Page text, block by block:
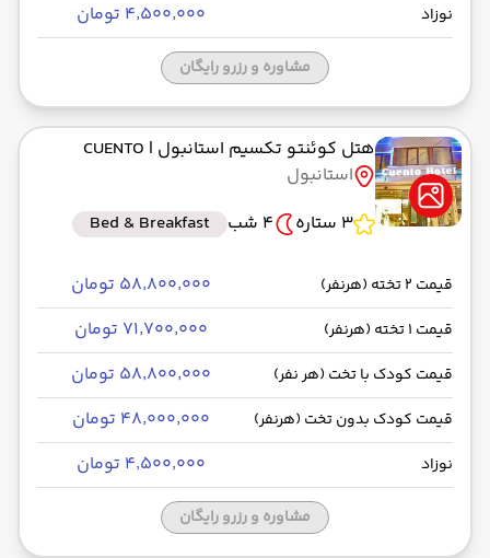
نوزاد ۴٬۵۰۰٬۰۰۰ تومان
مشاوره و رزرو رایگان
هتل کوئنتو تکسیم استانبول | CUENTO
استانبول
3 ستاره
4 شب Bed & Breakfast
قیمت 2 تخته (هرنفر) ۵۸٬۸۰۰٬۰۰۰ تومان
قیمت 1 تخته (هرنفر) ۷۱٬۷۰۰٬۰۰۰ تومان
قیمت کودک با تخت (هر نفر) ۵۸٬۸۰۰٬۰۰۰ تومان
قیمت کودک بدون تخت (هرنفر) ۴۸٬۰۰۰٬۰۰۰ تومان
نوزاد ۴٬۵۰۰٬۰۰۰ تومان
مشاوره و رزرو رایگان